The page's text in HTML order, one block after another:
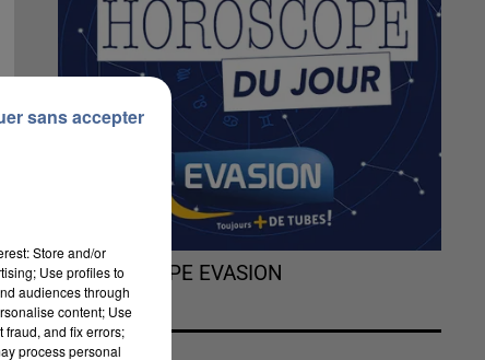
L'HOROSCOPE EVASION
Store and/or
Use profiles to
audiences through
content; Use
fraud, and fix errors;
process personal
sans accepter